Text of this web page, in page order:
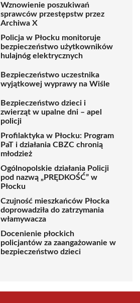
Wznowienie poszukiwań
sprawców przestępstw przez
Archiwa X
Policja w Płocku monitoruje
bezpieczeństwo użytkowników
hulajnóg elektrycznych
Bezpieczeństwo uczestnika
wyjątkowej wyprawy na Wiśle
Bezpieczeństwo dzieci i
zwierząt w upalne dni – apel
policji
Profilaktyka w Płocku: Program
PaT i działania CBZC chronią
młodzież
Ogólnopolskie działania Policji
pod nazwą „PRĘDKOŚĆ” w
Płocku
Czujność mieszkańców Płocka
doprowadziła do zatrzymania
włamywacza
Docenienie płockich
policjantów za zaangażowanie w
bezpieczeństwo dzieci